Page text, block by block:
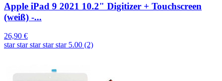
Apple iPad 9 2021 10.2" Digitizer + Touchscreen
(weiß) -...
26,90 €
star star star star star 5.00 (2)